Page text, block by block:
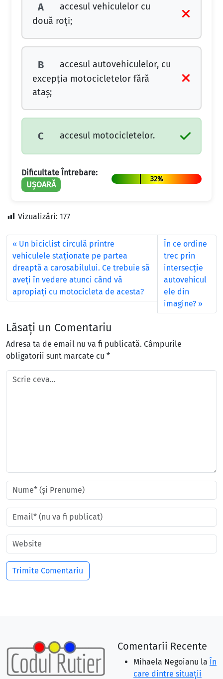
A
accesul vehiculelor cu
două roţi;
B
accesul autovehiculelor, cu
excepţia motocicletelor fără
ataş;
C accesul motocicletelor.
Dificultate Întrebare:
UȘOARĂ
32%
Vizualizări: 177
Un biciclist circulă printre
vehiculele staţionate pe partea
dreaptă a carosabilului. Ce trebuie să
aveţi în vedere atunci când vă
apropiaţi cu motocicleta de acesta?
În ce ordine
trec prin
intersecţie
autovehicul
ele din
imagine?
Lăsați un Comentariu
Adresa ta de email nu va fi publicată. Câmpurile
obligatorii sunt marcate cu *
Comentarii Recente
Mihaela Negoianu la În
care dintre situaţii